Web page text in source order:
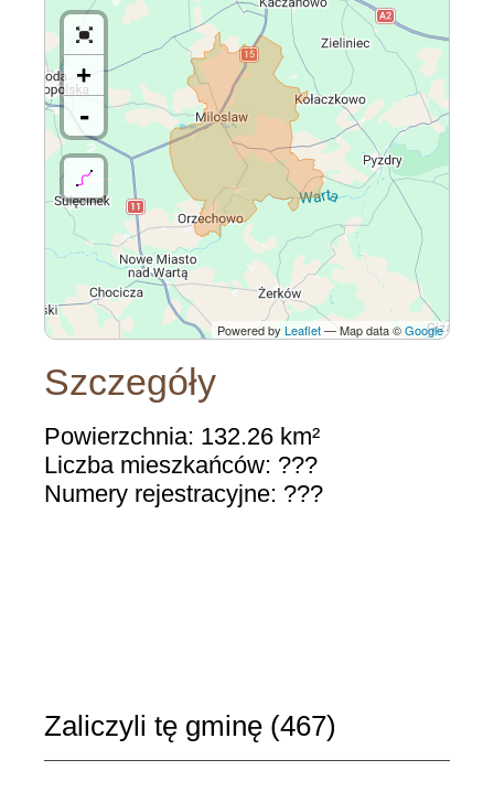
+
-
Powered by Leaflet— Map data ©Google
Szczegóły
Powierzchnia: 132.26 km²
Liczba mieszkańców: ???
Numery rejestracyjne: ???
Zaliczyli tę gminę (467)